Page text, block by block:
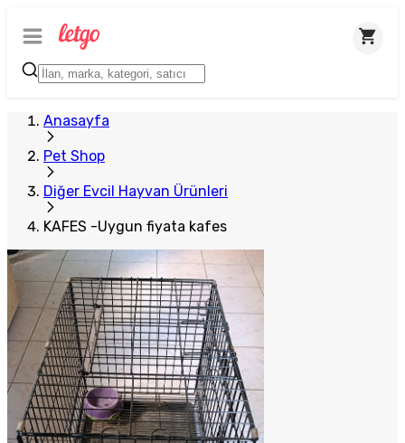
Anasayfa
Pet Shop
Diğer Evcil Hayvan Ürünleri
KAFES -Uygun fiyata kafes
Plus Satıcı